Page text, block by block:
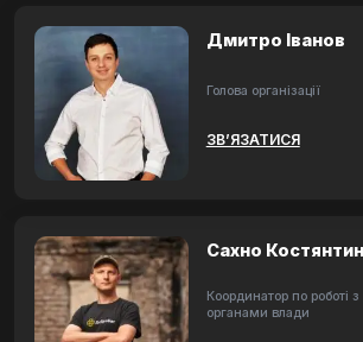
Дмитро Іванов
Голова організації
ЗВ’ЯЗАТИСЯ
Сахно Костянтин
Координатор по роботі
органами влади